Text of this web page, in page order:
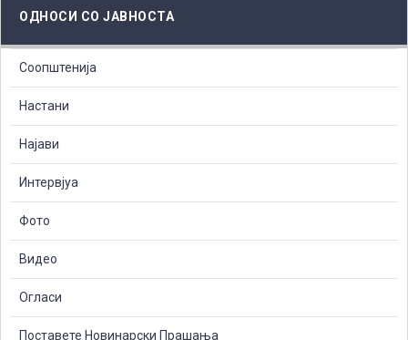
ОДНОСИ СО ЈАВНОСТА
Соопштенија
Настани
Најави
Интервјуа
Фото
Видео
Огласи
Поставете Новинарски Прашања